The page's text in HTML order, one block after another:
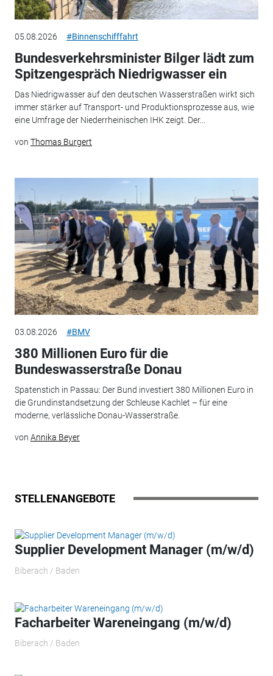
05.08.2026 #Binnenschifffahrt
Bundesverkehrsminister Bilger lädt zum
Spitzengespräch Niedrigwasser ein
Das Niedrigwasser auf den deutschen Wasserstraßen wirkt sich
immer stärker auf Transport- und Produktionsprozesse aus, wie
eine Umfrage der Niederrheinischen IHK zeigt. Der...
von Thomas Burgert
03.08.2026 #BMV
380 Millionen Euro für die
Bundeswasserstraße Donau
Spatenstich in Passau: Der Bund investiert 380 Millionen Euro in
die Grundinstandsetzung der Schleuse Kachlet – für eine
moderne, verlässliche Donau-Wasserstraße.
von Annika Beyer
STELLENANGEBOTE
Supplier Development Manager (m/w/d)
Biberach / Baden
Facharbeiter Wareneingang (m/w/d)
Biberach / Baden